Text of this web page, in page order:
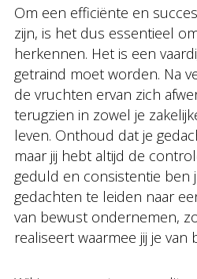
Om een efficiënte en
zijn, is het dus essentieel
herkennen. Het is een
getraind moet worden. Na
de vruchten ervan zich
terugzien in zowel je
leven. Onthoud dat je
maar jij hebt altijd de
geduld en consistentie ben
gedachten te leiden naar
van bewust ondernemen,
realiseert waarmee jij je van